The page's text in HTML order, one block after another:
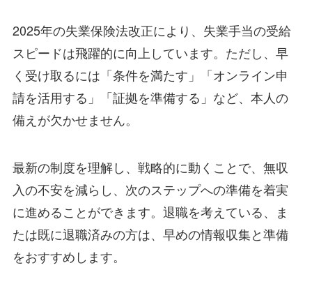
2025年の失業保険法改正により、失業手当の受給
スピードは飛躍的に向上しています。ただし、早
く受け取るには「条件を満たす」「オンライン申
請を活用する」「証拠を準備する」など、本人の
備えが欠かせません。
最新の制度を理解し、戦略的に動くことで、無収
入の不安を減らし、次のステップへの準備を着実
に進めることができます。退職を考えている、ま
たは既に退職済みの方は、早めの情報収集と準備
をおすすめします。